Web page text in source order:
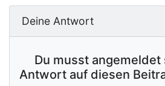
Deine Antwort
Du musst angemeldet
Antwort auf diesen